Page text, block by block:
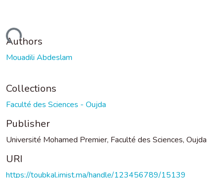
Loading...
Authors
Mouadili Abdeslam
Collections
Faculté des Sciences - Oujda
Publisher
Université Mohamed Premier, Faculté des Sciences, Oujda
URI
https://toubkal.imist.ma/handle/123456789/15139